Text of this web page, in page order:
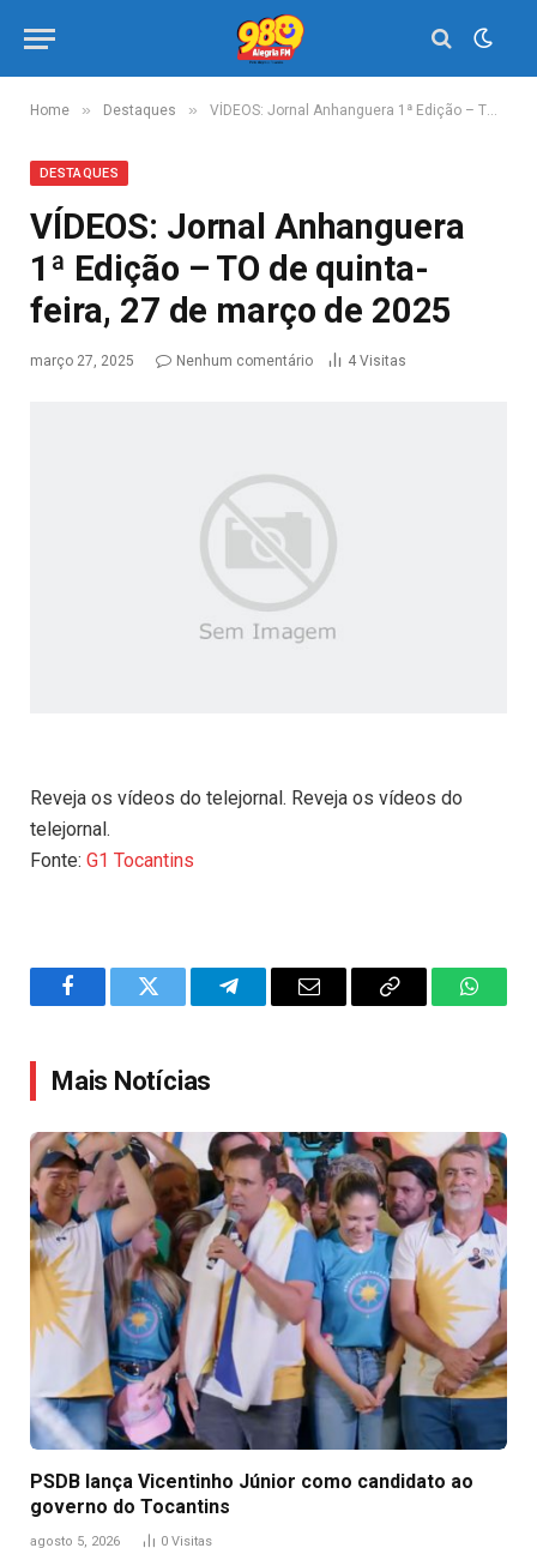
Home » Destaques » VÍDEOS: Jornal Anhanguera 1ª Edição – TO de quinta-feira, 27 de março de 2025
DESTAQUES
VÍDEOS: Jornal Anhanguera
1ª Edição – TO de quinta-
feira, 27 de março de 2025
março 27, 2025 Nenhum comentário 4 Visitas
Reveja os vídeos do telejornal. Reveja os vídeos do
telejornal.
Fonte: G1 Tocantins
FacebookTwitter TelegramEmail
Copy
Mais Notícias
PSDB lança Vicentinho Júnior como candidato ao
governo do Tocantins
agosto 5, 2026 0 Visitas